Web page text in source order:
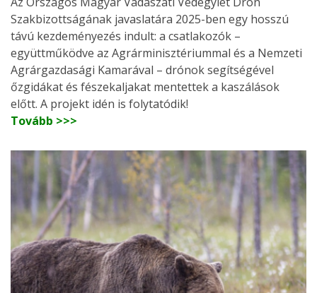
Szakbizottságának javaslatára 2025-ben egy hosszú
távú kezdeményezés indult: a csatlakozók –
együttműködve az Agrárminisztériummal és a Nemzeti
Agrárgazdasági Kamarával – drónok segítségével
őzgidákat és fészekaljakat mentettek a kaszálások
előtt. A projekt idén is folytatódik!
Tovább >>>